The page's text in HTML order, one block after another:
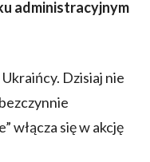
administracyjnym
Dzisiaj nie
włącza się w akcję